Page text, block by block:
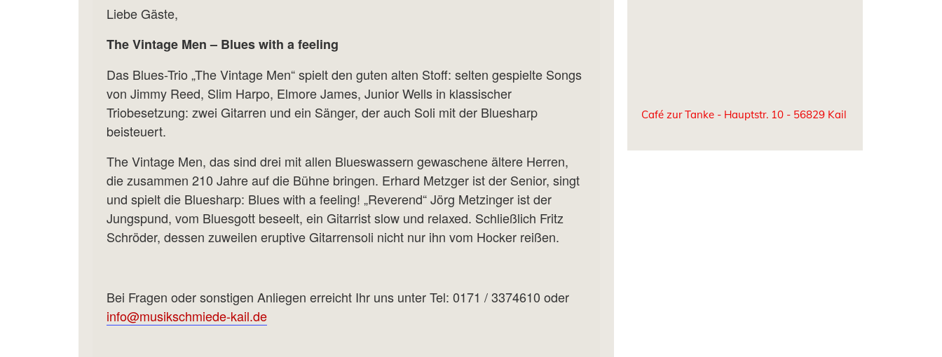
Liebe Gäste,
The Vintage Men – Blues with a feeling
Das Blues-Trio „The Vintage Men“ spielt den guten alten Stoff: selten gespielte Songs
von Jimmy Reed, Slim Harpo, Elmore James, Junior Wells in klassischer
Triobesetzung: zwei Gitarren und ein Sänger, der auch Soli mit der Bluesharp
beisteuert.
The Vintage Men, das sind drei mit allen Blueswassern gewaschene ältere Herren,
die zusammen 210 Jahre auf die Bühne bringen. Erhard Metzger ist der Senior, singt
und spielt die Bluesharp: Blues with a feeling! „Reverend“ Jörg Metzinger ist der
Jungspund, vom Bluesgott beseelt, ein Gitarrist slow und relaxed. Schließlich Fritz
Schröder, dessen zuweilen eruptive Gitarrensoli nicht nur ihn vom Hocker reißen.
Bei Fragen oder sonstigen Anliegen erreicht Ihr uns unter Tel: 0171 / 3374610 oder
info@musikschmiede-kail.de
Café zur Tanke - Hauptstr. 10 - 56829 Kail